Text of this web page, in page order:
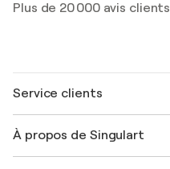
Plus de 20 000 avis clients
Service clients
Expédition
À propos de Singulart